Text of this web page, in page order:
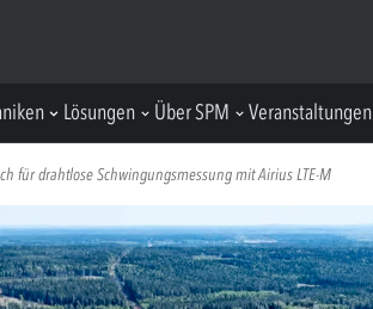
Lösungen Über SPM Veranstaltungen
für drahtlose Schwingungsmessung mit Airius LTE-M